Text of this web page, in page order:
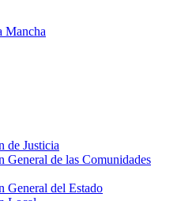
Mancha
de Justicia
General de las Comunidades
General del Estado